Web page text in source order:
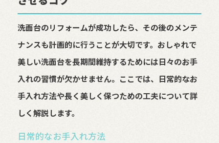
洗面台のリフォームが成功したら、その後のメンテ
ナンスも計画的に行うことが大切です。おしゃれで
美しい洗面台を長期間維持するためには日々のお手
入れの習慣が欠かせません。ここでは、日常的なお
手入れ方法や長く美しく保つための工夫について詳
しく解説します。
日常的なお手入れ方法